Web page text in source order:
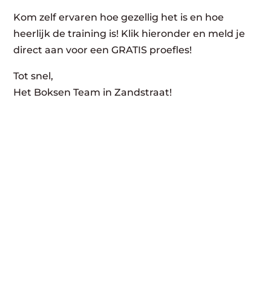
Kom zelf ervaren hoe gezellig het is en hoe
heerlijk de training is! Klik hieronder en meld je
direct aan voor een GRATIS proefles!
Tot snel,
Het Boksen Team in Zandstraat!